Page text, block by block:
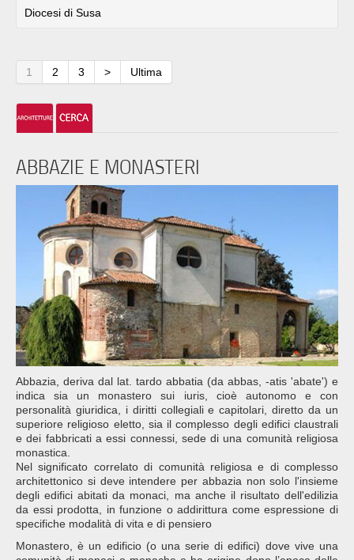
Diocesi di Susa
1 2 3 > Ultima
ABBAZIE E MONASTERI
Abbazia, deriva dal lat. tardo abbatia (da abbas, -atis 'abate') e
indica sia un monastero sui iuris, cioè autonomo e con
personalità giuridica, i diritti collegiali e capitolari, diretto da un
superiore religioso eletto, sia il complesso degli edifici claustrali
e dei fabbricati a essi connessi, sede di una comunità religiosa
monastica.
Nel significato correlato di comunità religiosa e di complesso
architettonico si deve intendere per abbazia non solo l'insieme
degli edifici abitati da monaci, ma anche il risultato dell'edilizia
da essi prodotta, in funzione o addirittura come espressione di
specifiche modalità di vita e di pensiero
Monastero, è un edificio (o una serie di edifici) dove vive una